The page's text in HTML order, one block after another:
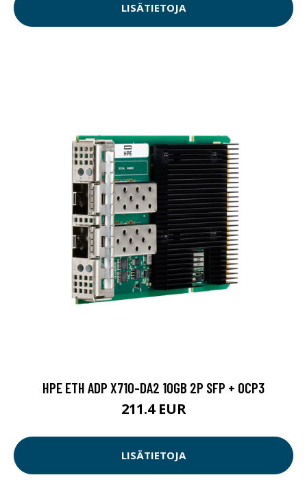
LISÄTIETOJA
HPE ETH ADP X710-DA2 10GB 2P SFP + OCP3
211.4 EUR
LISÄTIETOJA